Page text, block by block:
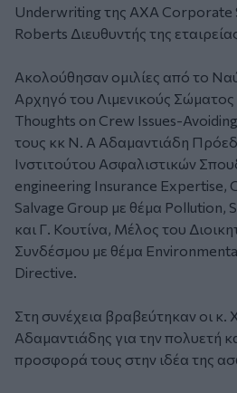
Underwriting της AXA Corporate
Roberts Διευθυντής της
Ακολούθησαν ομιλίες από το
Αρχηγό του Λιμενικούς
Thoughts on Crew Issues-
τους κκ Ν. Α Αδαμαντιάδη
Ινστιτούτου Ασφαλιστικών
engineering Insurance Expertise,
Salvage Group με θέμα Pollution,
και Γ. Κουτίνα, Μέλος του
Συνδέσμου με θέμα
Directive.
Στη συνέχεια βραβεύτηκαν οι κ.
Αδαμαντιάδης για την πολυετή
προσφορά τους στην ιδέα της